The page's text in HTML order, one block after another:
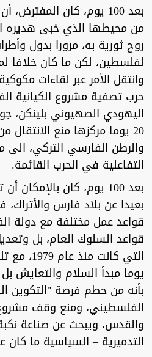
بعد 100 يوم، كان
من محيطها الذي خبى هديره
روح ثورية به، مرورا بدول
لفلسطين، لكن ما كان خلافا
وانتقل الأمر عبر لقاءات
حرب تصفية مشروع الكيانية
اليهودي الصهيوني بلينكن،
20 يوما مركزها منع
والرطن الفارسي التركي، الى
التفاعلية في الحرب القائمة.
بعد 100 يوم، كان
بعيدا عن بلاد فارس
قواعد عمل مختلفة مع دولة
قواعد السلوك العام، بل
التي كانت
يوما مبدأ السلام والتعايش
بأنه من حطم فرصة "التكوين
الفلسطيني، ومنع وقف
والقدس، ويبحث عن صناعة
التدميرية – السياسية ما كان عام